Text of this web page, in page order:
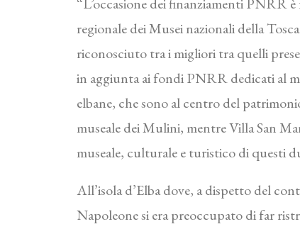
regionale dei Musei nazionali della
riconosciuto tra i migliori tra quelli
in aggiunta ai fondi PNRR dedicati al
elbane, che sono al centro del
museale dei Mulini, mentre Villa San
museale, culturale e turistico di questi
All’isola d’Elba dove, a dispetto del
Napoleone si era preoccupato di far